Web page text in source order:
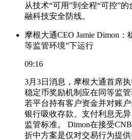
从技术“可用”到全程“可控”
融科技安全防线。
摩根大通CEO Jamie Dimon
等监管环境”下运行
09:16
3月3日消息，摩根大通首席执
稳定币奖励机制应在同等监
若平台持有客户资金并对账
银行吸收存款、支付利息无
监管标准。 Dimon在接受
折中方案是仅对交易行为提